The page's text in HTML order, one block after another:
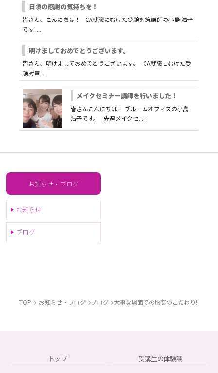
日頃の感謝の気持ちを！
皆さん、こんにちは！ CA就職にむけた受験対策講師の小島 浩子
です.....
明けましておめでとうございます。
皆さん、明けましておめでとうございます。 CA就職にむけた受
験対策.....
メイクセミナー講師を行いました！
皆さんこんにちは！ ブルームオフィスの小島
浩子です。 先週メイクセ.....
お知らせ・ブログ
お知らせ
ブログ
TOP お知らせ・ブログ ブログ 大事な場面での服装のこだわり!!
トップ 受講生の体験談